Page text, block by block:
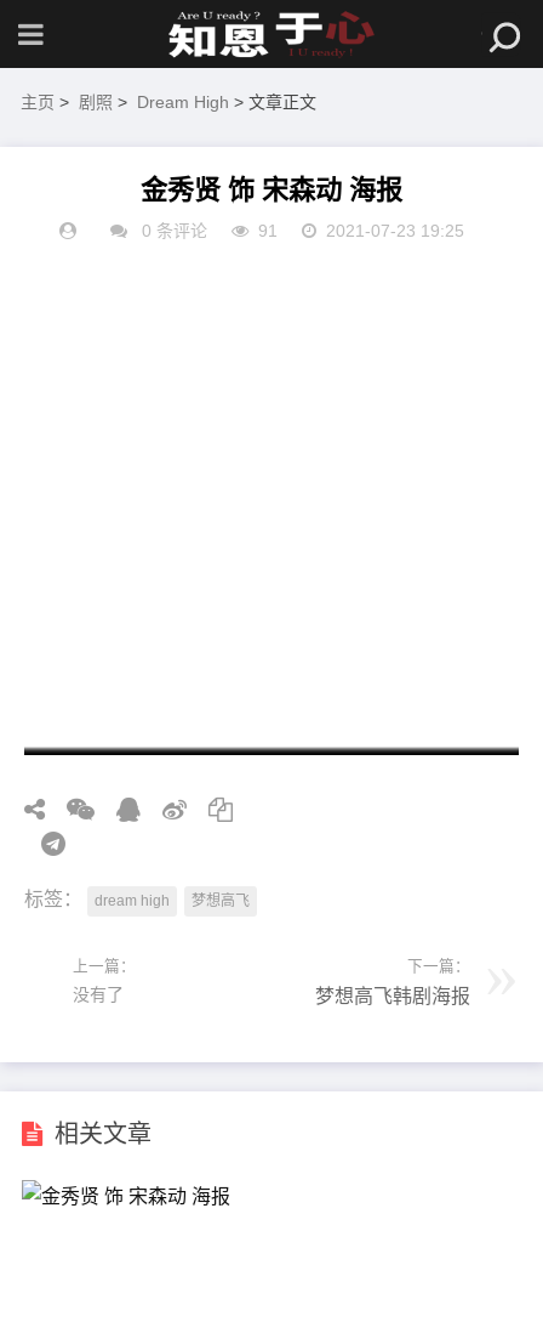
主页 > 剧照 > Dream High > 文章正文
金秀贤 饰 宋森动 海报
0 条评论 91 2021-07-23 19:25
标签： dream high 梦想高飞
上一篇：
没有了
下一篇：
梦想高飞韩剧海报
相关文章